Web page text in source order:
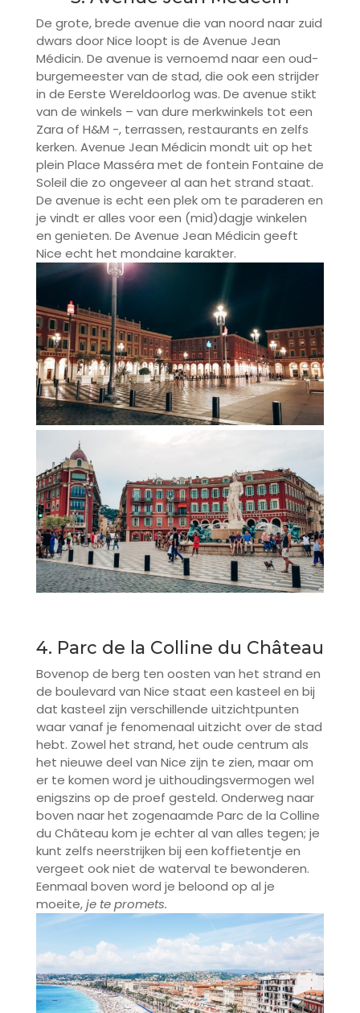
De grote, brede avenue die van noord naar zuid
dwars door Nice loopt is de Avenue Jean
Médicin. De avenue is vernoemd naar een oud-
burgemeester van de stad, die ook een strijder
in de Eerste Wereldoorlog was. De avenue stikt
van de winkels – van dure merkwinkels tot een
Zara of H&M -, terrassen, restaurants en zelfs
kerken. Avenue Jean Médicin mondt uit op het
plein Place Masséra met de fontein Fontaine de
Soleil die zo ongeveer al aan het strand staat.
De avenue is echt een plek om te paraderen en
je vindt er alles voor een (mid)dagje winkelen
en genieten. De Avenue Jean Médicin geeft
Nice echt het mondaine karakter.
4. Parc de la Colline du Château
Bovenop de berg ten oosten van het strand en
de boulevard van Nice staat een kasteel en bij
dat kasteel zijn verschillende uitzichtpunten
waar vanaf je fenomenaal uitzicht over de stad
hebt. Zowel het strand, het oude centrum als
het nieuwe deel van Nice zijn te zien, maar om
er te komen word je uithoudingsvermogen wel
enigszins op de proef gesteld. Onderweg naar
boven naar het zogenaamde Parc de la Colline
du Château kom je echter al van alles tegen; je
kunt zelfs neerstrijken bij een koffietentje en
vergeet ook niet de waterval te bewonderen.
Eenmaal boven word je beloond op al je
moeite,je te promets.